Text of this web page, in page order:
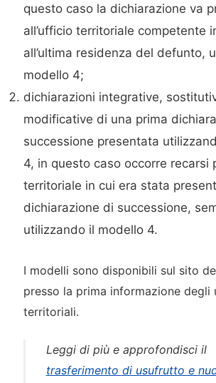
questo caso la dichiarazione va
all’ufficio territoriale competente
all’ultima residenza del defunto,
modello 4;
dichiarazioni integrative,
modificative di una prima
successione presentata
4, in questo caso occorre recarsi
territoriale in cui era stata
dichiarazione di successione,
utilizzando il modello 4.
I modelli sono disponibili sul sito
presso la prima informazione degli
territoriali.
Leggi di più e approfondisci il
trasferimento di usufrutto e